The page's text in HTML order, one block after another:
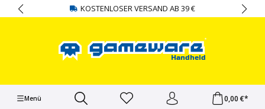
springen KOSTENLOSER VERSAND AB 39 €
Menü 0,00 €*